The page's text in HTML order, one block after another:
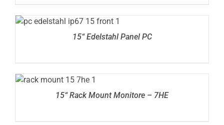
DETAILS
15“ Edelstahl Panel PC
DETAILS
15“ Rack Mount Monitore – 7HE